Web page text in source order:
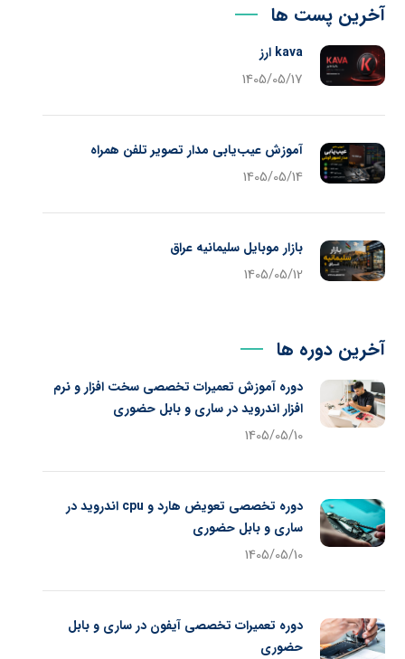
آخرین پست ها
kava ارز
1405/05/17
آموزش عیب‌یابی مدار تصویر تلفن همراه
1405/05/14
بازار موبایل سلیمانیه عراق
1405/05/12
آخرین دوره ها
دوره آموزش تعمیرات تخصصی سخت افزار و نرم
افزار اندروید در ساری و بابل حضوری
1405/05/10
دوره تخصصی تعویض هارد و cpu اندروید در
ساری و بابل حضوری
1405/05/10
دوره تعمیرات تخصصی آیفون در ساری و بابل
حضوری